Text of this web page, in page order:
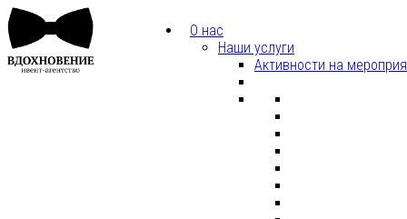
О нас
Наши услуги
Активности на